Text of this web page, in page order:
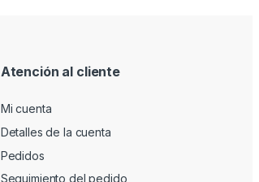
Atención al cliente
Mi cuenta
Detalles de la cuenta
Pedidos
Seguimiento del pedido